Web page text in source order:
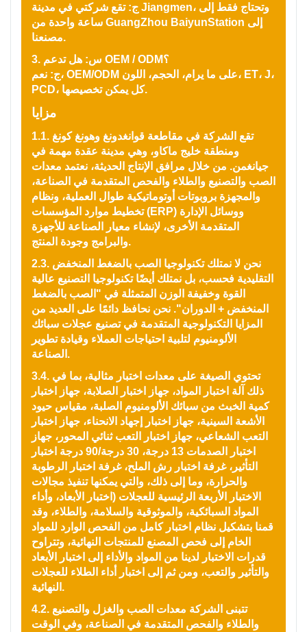
ج: تقع شركتي في مدينة Jiangmen، وتحتاج فقط إلى
ساعة واحدة من GuangZhou BaiyunStation إلى
مصنعنا.
3. س: هل تدعم OEM / ODM؟
ج: نعم، OEM/ODM على ما يرام، الحجم، اللون، ET، J،
PCD، كل يمكن تخصيصها.
مزايا
1.1. تقع الشركة في مقاطعة قوانغدونغ وهونغ كونغ
ومنطقة خليج ماكاو، وهي مدينة عقدة مهمة في
جيانغمن. من خلال مرافق الإنتاج الحديثة، نعتمد معدات
الصب والتصنيع والطلاء والفحص المتقدمة في الصناعة،
والمجهزة بروبوتات أوتوماتيكية طوال العملية، ونظام
تخطيط موارد المؤسسات (ERP) ووسائل الإدارة
المتقدمة الأخرى، لإنشاء معيار الصناعة للأجهزة
والبرامج وجودة المنتج.
2.3. نحن لا نمتلك تكنولوجيا الصب بالضغط المنخفض
التقليدية فحسب، بل نمتلك أيضًا تكنولوجيا التصنيع عالية
القوة وخفيفة الوزن المتمثلة في "الصب بالضغط
المنخفض + الدوران". نحن نحافظ دائمًا على العديد من
المزايا التكنولوجية المتقدمة في تصنيع عجلات سبائك
الألومنيوم لتلبية احتياجات العملاء وقيادة تطوير
الصناعة.
3.4. تحتوي الصيغة على معدات اختبار مثالية، بما في
ذلك آلة اختبار المواد، جهاز اختبار الصلابة، جهاز اختبار
كمية الخبث من سبائك الألومنيوم الصلبة، مقياس حيود
الأشعة السينية، جهاز اختبار إجهاد الانحناء، جهاز اختبار
التعب الشعاعي، جهاز اختبار التعب ثنائي المحور، جهاز
اختبار الصدمات 13 درجة، 30 درجة/90 درجة اختبار
التأثير، غرفة اختبار رش الملح، غرفة اختبار الرطوبة
والحرارة، وما إلى ذلك، والتي يمكنها تنفيذ مجالات
الاختبار الأربعة الرئيسية للعجلات (اختبار الأبعاد، وأداء
المواد السبائكية، والموثوقية والسلامة، والطلاء، وقد
قمنا بتشكيل نظام اختبار كامل من الفحص الوارد للمواد
الخام إلى فحص المصنع للمنتجات النهائية، وتتراوح
قدرات الاختبار لدينا من المواد والأداء إلى اختبار الأبعاد
والتأثير والتعب، ومن ثم إلى اختبار أداء الطلاء للعجلات
النهائية.
4.2. تتبنى الشركة معدات الصب والغزل والتصنيع
والطلاء والفحص المتقدمة في الصناعة، وفي الوقت